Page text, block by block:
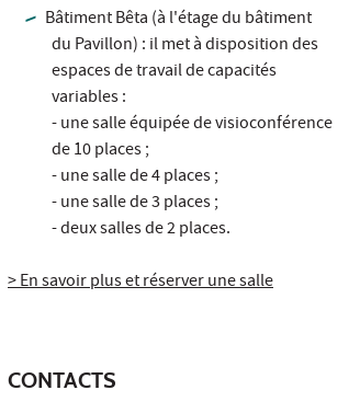
Bâtiment Bêta (à l'étage du bâtiment
du Pavillon) : il met à disposition des
espaces de travail de capacités
variables :
- une salle équipée de visioconférence
de 10 places ;
- une salle de 4 places ;
- une salle de 3 places ;
- deux salles de 2 places.
> En savoir plus et réserver une salle
CONTACTS